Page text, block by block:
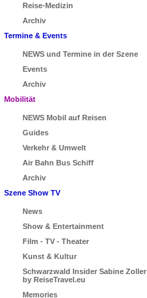
Reise-Medizin
Archiv
Termine & Events
NEWS und Termine in der Szene
Events
Archiv
Mobilität
NEWS Mobil auf Reisen
Guides
Verkehr & Umwelt
Air Bahn Bus Schiff
Archiv
Szene Show TV
News
Show & Entertainment
Film - TV - Theater
Kunst & Kultur
Schwarzwald Insider Sabine Zoller
by ReiseTravel.eu
Memories